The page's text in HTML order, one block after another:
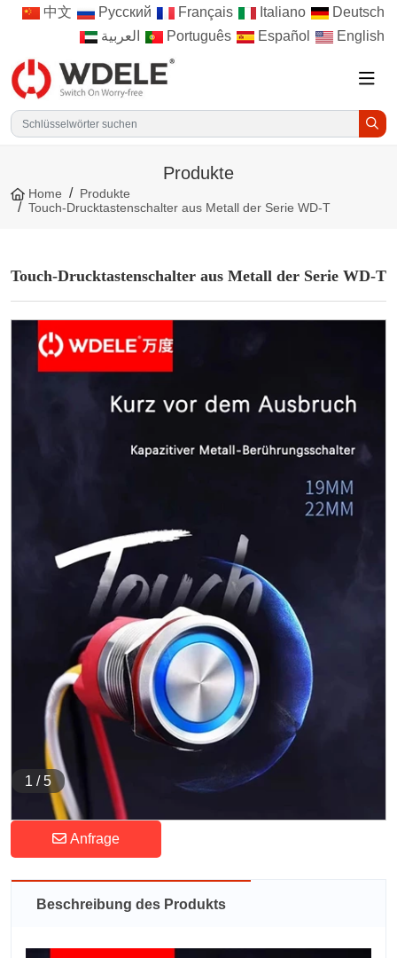
中文 Русский Français Italiano
Deutsch
العربية
Português Español English
Produkte
Home
Produkte
Touch-Drucktastenschalter aus Metall der Serie WD-T
Touch-Drucktastenschalter aus Metall der Serie WD-T
Anfrage
1 /5
Beschreibung des Produkts